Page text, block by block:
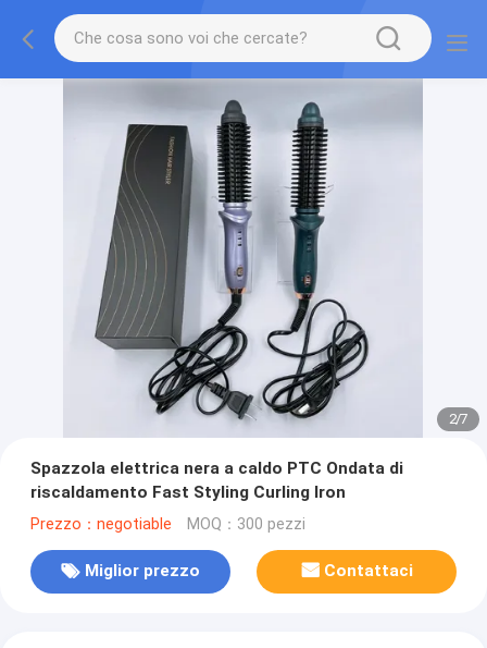
2/7
Spazzola elettrica nera a caldo PTC Ondata di
riscaldamento Fast Styling Curling Iron
Prezzo：negotiable MOQ：300 pezzi
Miglior prezzo Contattaci